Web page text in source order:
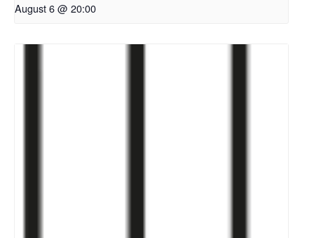
August 6 @ 20:00